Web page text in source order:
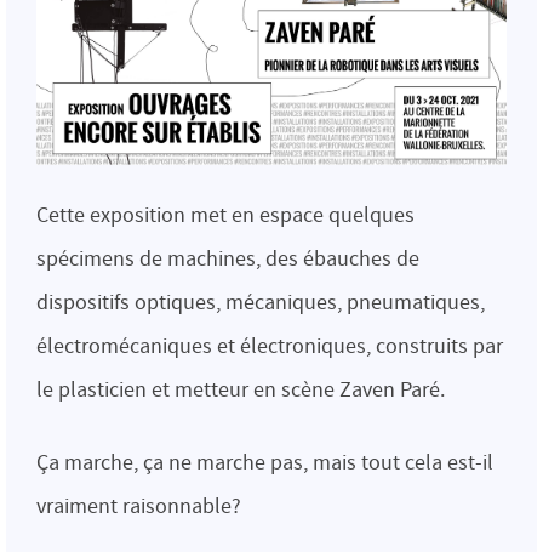
Cette exposition met en espace quelques
spécimens de machines, des ébauches de
dispositifs optiques, mécaniques, pneumatiques,
électromécaniques et électroniques, construits par
le plasticien et metteur en scène Zaven Paré.
Ça marche, ça ne marche pas, mais tout cela est-il
vraiment raisonnable?